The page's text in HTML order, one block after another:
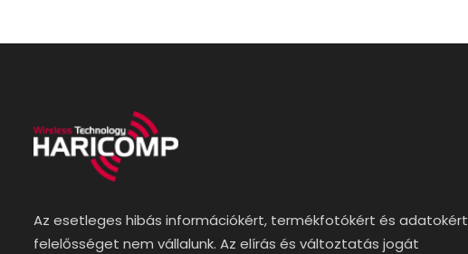
Az esetleges hibás információkért, termékfotókért és adatokért
felelősséget nem vállalunk. Az elírás és változtatás jogát